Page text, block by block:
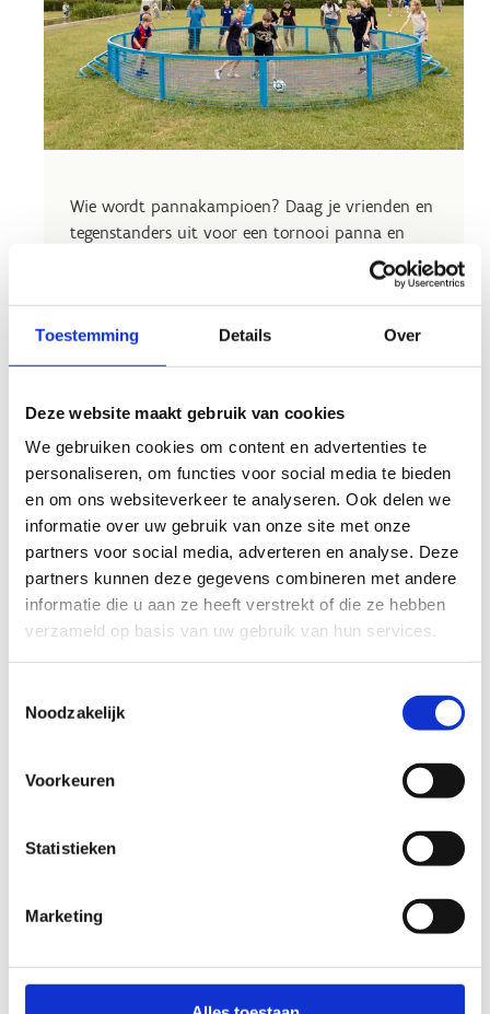
Toestemming Details Over
Deze website maakt gebruik van cookies
We gebruiken cookies om content en advertenties te
personaliseren, om functies voor social media te bieden
en om ons websiteverkeer te analyseren. Ook delen we
informatie over uw gebruik van onze site met onze
partners voor social media, adverteren en analyse. Deze
partners kunnen deze gegevens combineren met andere
informatie die u aan ze heeft verstrekt of die ze hebben
verzameld op basis van uw gebruik van hun services.
Noodzakelijk
Voorkeuren
Statistieken
Marketing
Wie wordt pannakampioen? Daag je vrienden en
tegenstanders uit voor een tornooi panna en
Aarzel niet en stuur ons een e-mail om je
reservering aan te vragen. We kijken ernaar uit
Reserveer online
jouw
pannakooi